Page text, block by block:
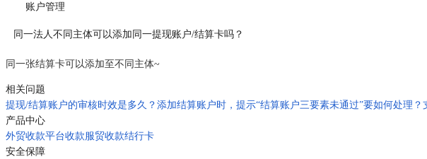
账户管理
同一法人不同主体可以添加同一提现账户/结算卡吗？
同一张结算卡可以添加至不同主体~
相关问题
提现/结算账户的审核时效是多久？ 添加结算账户时，提示“结算账户三要素未通过”要如何处理？
产品中心
外贸收款平台收款 服贸收款结行卡
安全保障